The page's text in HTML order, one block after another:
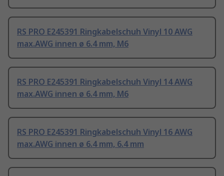
RS PRO E245391 Ringkabelschuh Vinyl 10 AWG
max.AWG innen ø 6.4 mm, M6
RS PRO E245391 Ringkabelschuh Vinyl 14 AWG
max.AWG innen ø 6.4 mm, M6
RS PRO E245391 Ringkabelschuh Vinyl 16 AWG
max.AWG innen ø 6.4 mm, 6.4 mm